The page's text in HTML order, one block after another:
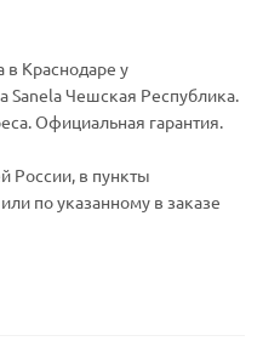
в Краснодаре у
Sanela Чешская Республика.
Официальная гарантия.
России, в пункты
по указанному в заказе